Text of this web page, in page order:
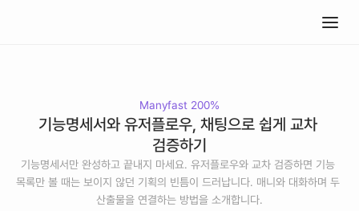
Manyfast 200%
기능명세서와 유저플로우, 채팅으로 쉽게 교차
검증하기
기능명세서만 완성하고 끝내지 마세요. 유저플로우와 교차 검증하면 기능
목록만 볼 때는 보이지 않던 기획의 빈틈이 드러납니다. 매니와 대화하며 두
산출물을 연결하는 방법을 소개합니다.